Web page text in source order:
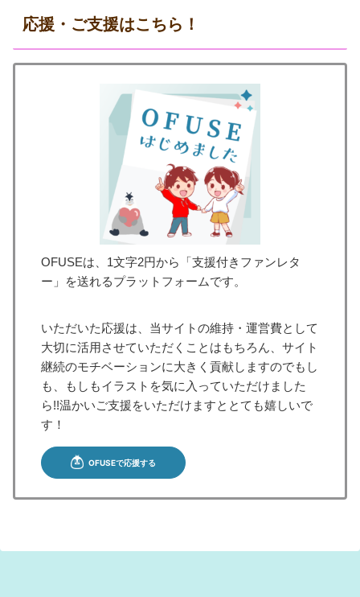
応援・ご支援はこちら！
OFUSEは、1文字2円から「支援付きファンレタ
ー」を送れるプラットフォームです。
いただいた応援は、当サイトの維持・運営費として
大切に活用させていただくことはもちろん、サイト
継続のモチベーションに大きく貢献しますのでもし
も、もしもイラストを気に入っていただけました
ら!!温かいご支援をいただけますととても嬉しいで
す！